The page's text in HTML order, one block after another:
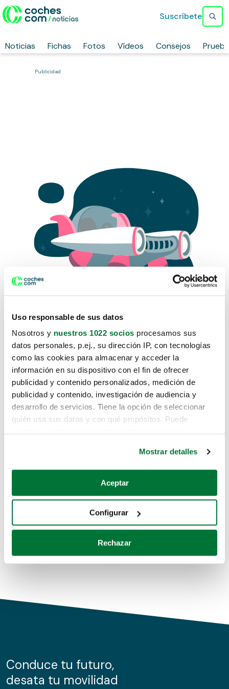
Uso responsable de sus datos
Nosotros y nuestros 1022 socios procesamos sus
datos personales, p.ej., su dirección IP, con tecnologías
como las cookies para almacenar y acceder la
información en su dispositivo con el fin de ofrecer
publicidad y contenido personalizados, medición de
publicidad y contenido, investigación de audiencia y
desarrollo de servicios. Tiene la opción de seleccionar
quién usa sus datos y con qué propósitos. Puede
Si lo permite, también quisiéramos:
Recopilar información sobre su ubicación geográfica
Identificar su dispositivo analizándolo activamente
para buscar características específicas (huellas
Obtenga más información sobre cómo se procesan sus
de cookies.
información sobre el uso que haga del sitio web con
nuestros partners de redes sociales, publicidad y análisis
Mostrar detalles
Aceptar
Configurar
Rechazar
Noticias Fichas Fotos Vídeos Consejos
Suscríbete
Publicidad
Lo sentimos, no sabemos como
te hemos traido hasta aquí.
Pero puedes encontrar el coche que estás
buscando en alguno de estos enlaces:
Coches de segunda mano
Coches de km0
Conduce tu futuro,
desata tu movilidad